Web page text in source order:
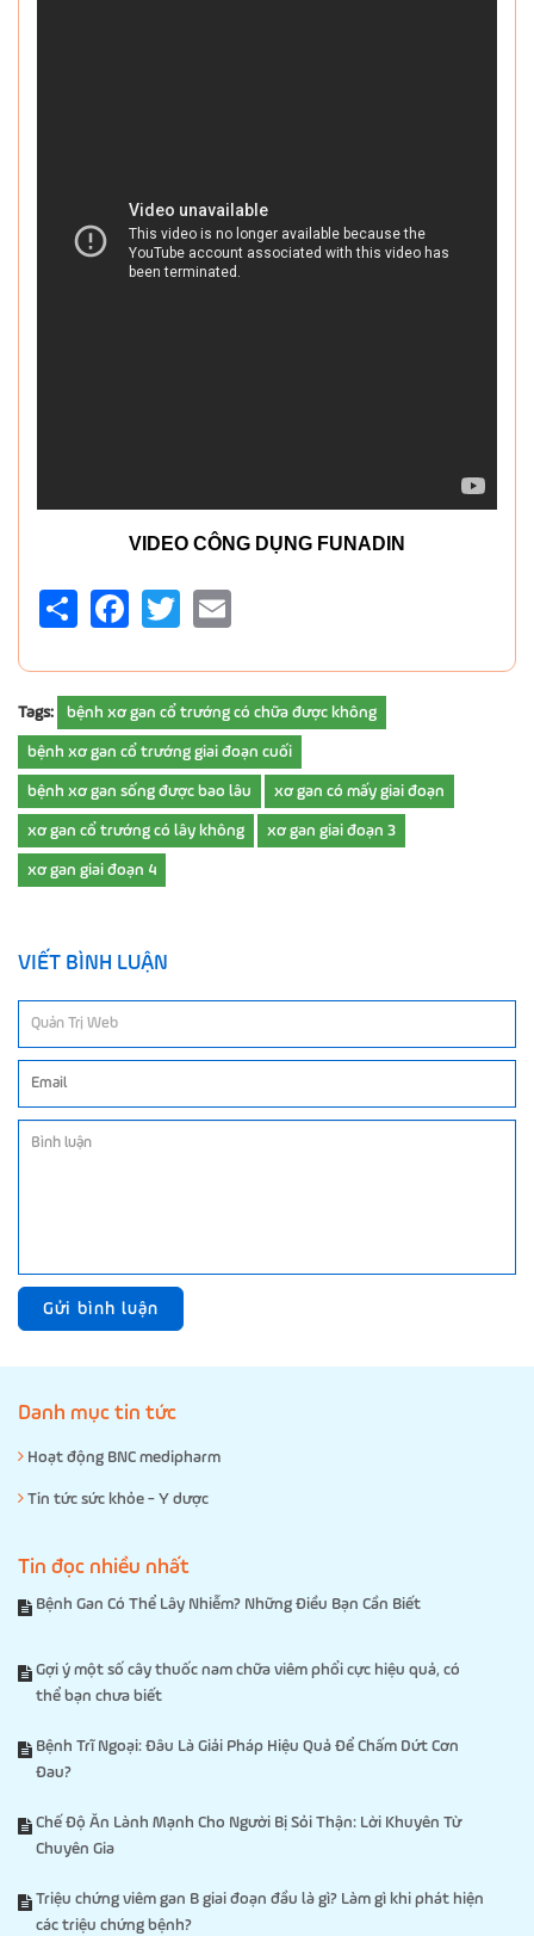
VIDEO CÔNG DỤNG FUNADIN
Share FacebookTwitter
Tags: bệnh xơ gan cổ trướng có chữa được không
bệnh xơ gan cổ trướng giai đoạn cuối
bệnh xơ gan sống được bao lâu xơ gan có mấy giai đoạn
xơ gan cổ trướng có lây không xơ gan giai đoạn 3
xơ gan giai đoạn 4
VIẾT BÌNH LUẬN
Gửi bình luận
Danh mục tin tức
Hoạt động BNC medipharm
Tin tức sức khỏe - Y dược
Tin đọc nhiều nhất
Bệnh Gan Có Thể Lây Nhiễm? Những Điều Bạn Cần Biết
Gợi ý một số cây thuốc nam chữa viêm phổi cực hiệu quả, có
thể bạn chưa biết
Bệnh Trĩ Ngoại: Đâu Là Giải Pháp Hiệu Quả Để Chấm Dứt Cơn
Đau?
Chế Độ Ăn Lành Mạnh Cho Người Bị Sỏi Thận: Lời Khuyên Từ
Chuyên Gia
Triệu chứng viêm gan B giai đoạn đầu là gì? Làm gì khi phát hiện
các triệu chứng bệnh?